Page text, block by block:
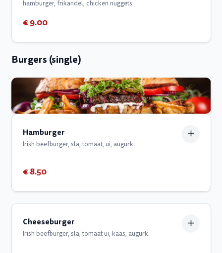
hamburger, frikandel, chicken nuggets.
€ 9.00
Burgers (single)
Hamburger
Irish beefburger, sla, tomaat, ui, augurk.
€ 8.50
Cheeseburger
Irish beefburger, sla, tomaat ui, kaas, augurk.